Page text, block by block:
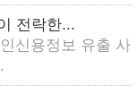
전락한...
신용정보 유출 사